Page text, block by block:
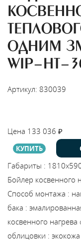
ОДНИМ
WIP-HT-
Артикул: 830039
Цена 133 036 ₽
КУПИТЬ
Габариты :
Бойлер косвенного
Способ монтажа :
бака :
косвенного нагрева
облицовки : экокожа